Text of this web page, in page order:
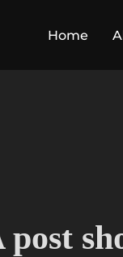
Home
post